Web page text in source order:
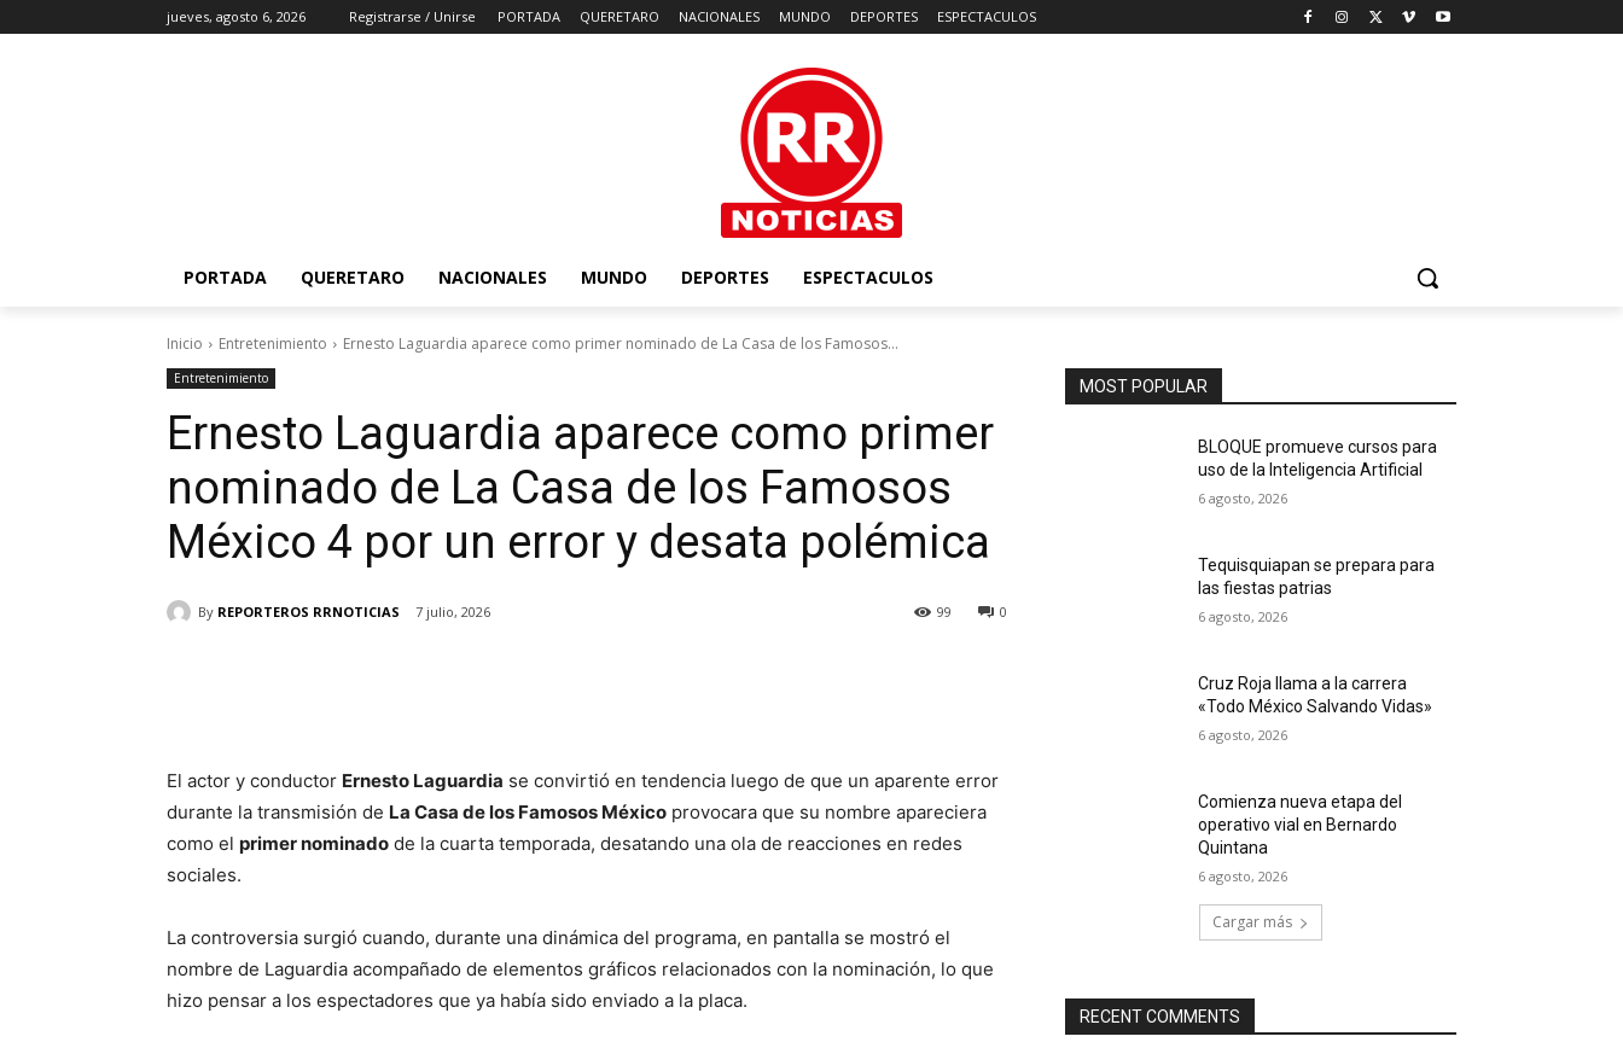
jueves, agosto 6, 2026 Registrarse / Unirse PORTADA QUERETARO NACIONALES MUNDO DEPORTES ESPECTACULOS
PORTADA QUERETARO NACIONALES MUNDO DEPORTES ESPECTACULOS
Inicio Entretenimiento Ernesto Laguardia aparece como primer nominado de La Casa de los Famosos...
Entretenimiento
Ernesto Laguardia aparece como primer
nominado de La Casa de los Famosos
México 4 por un error y desata polémica
By REPORTEROS RRNOTICIAS 7 julio, 2026 0
99
El actor y conductor Ernesto Laguardia se convirtió en tendencia luego de que un aparente error
durante la transmisión de La Casa de los Famosos México provocara que su nombre apareciera
como el primer nominado de la cuarta temporada, desatando una ola de reacciones en redes
sociales.
La controversia surgió cuando, durante una dinámica del programa, en pantalla se mostró el
nombre de Laguardia acompañado de elementos gráficos relacionados con la nominación, lo que
hizo pensar a los espectadores que ya había sido enviado a la placa.
MOST POPULAR
BLOQUE promueve cursos para
uso de la Inteligencia Artificial
6 agosto, 2026
Tequisquiapan se prepara para
las fiestas patrias
6 agosto, 2026
Cruz Roja llama a la carrera
«Todo México Salvando Vidas»
6 agosto, 2026
Comienza nueva etapa del
operativo vial en Bernardo
Quintana
6 agosto, 2026
Cargar más
RECENT COMMENTS